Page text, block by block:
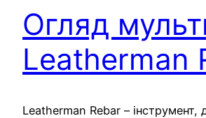
Огляд
Leatherman
Leatherman Rebar – інструмент,